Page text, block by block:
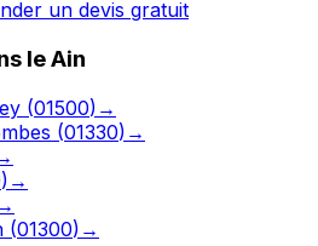
un devis gratuit
leAin
(01500) →
(01330) →
) →
→
(01300) →